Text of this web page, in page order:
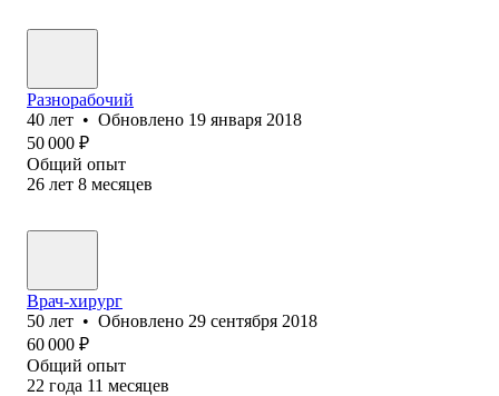
Разнорабочий
40 лет • Обновлено 19 января 2018
50 000 ₽
Общий опыт
26 лет 8 месяцев
Врач-хирург
50 лет • Обновлено 29 сентября 2018
60 000 ₽
Общий опыт
22 года 11 месяцев